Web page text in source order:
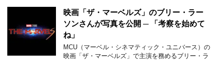
映画「ザ・マーベルズ」のブリー・ラー
ソンさんが写真を公開 ─ 「考察を始めて
ね」
MCU（マーベル・シネマティック・ユニバース）の
映画「ザ・マーベルズ」で主演を務めるブリー・ラ